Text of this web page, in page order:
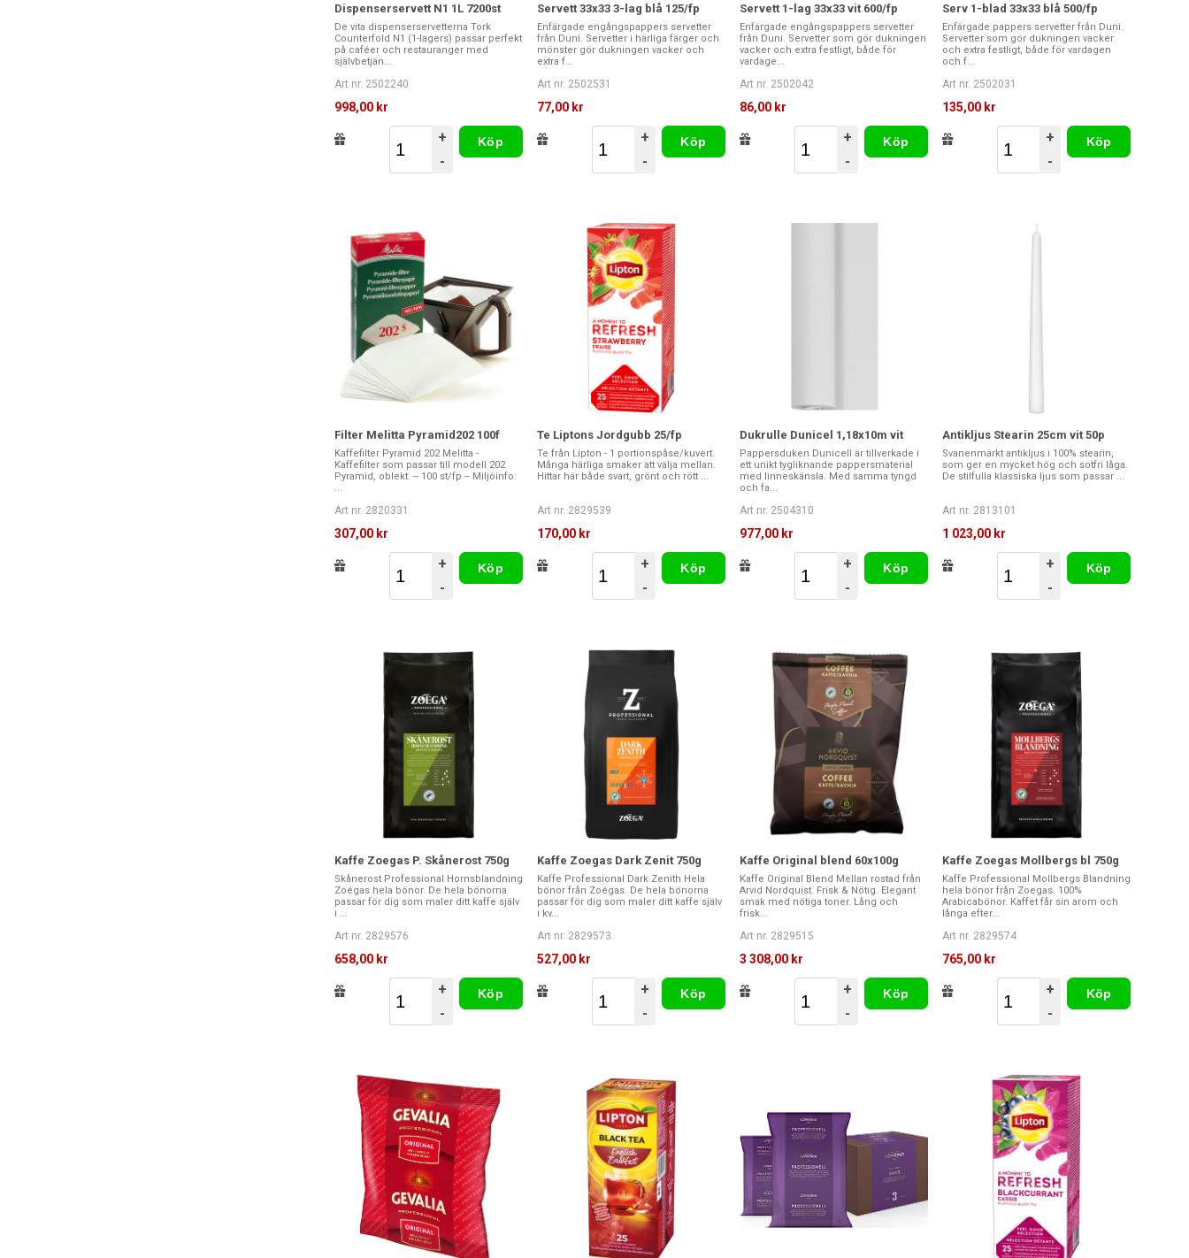
Dispenserservett N1 1L 7200st
De vita dispenserservetterna Tork
Counterfold N1 (1-lagers) passar perfekt
på caféer och restauranger med
självbetjän...
Art nr. 2502240
998,00 kr
+
-
Köp
Servett 33x33 3-lag blå 125/fp
Enfärgade engångspappers servetter
från Duni. Servetter i härliga färger och
mönster gör dukningen vacker och
extra f...
Art nr. 2502531
77,00 kr
+
-
Köp
Servett 1-lag 33x33 vit 600/fp
Enfärgade engångspappers servetter
från Duni. Servetter som gör dukningen
vacker och extra festligt, både för
vardage...
Art nr. 2502042
86,00 kr
+
-
Köp
Serv 1-blad 33x33 blå 500/fp
Enfärgade pappers servetter från Duni.
Servetter som gör dukningen vacker
och extra festligt, både för vardagen
och f...
Art nr. 2502031
135,00 kr
+
-
Köp
Filter Melitta Pyramid202 100f
Kaffefilter Pyramid 202 Melitta -
Kaffefilter som passar till modell 202
Pyramid, oblekt. -- 100 st/fp -- Miljöinfo:
Art nr. 2820331
307,00 kr
+
-
Köp
Te Liptons Jordgubb 25/fp
Te från Lipton - 1 portionspåse/kuvert.
Många härliga smaker att välja mellan.
Hittar här både svart, grönt och rött ...
Art nr. 2829539
170,00 kr
+
-
Köp
Dukrulle Dunicel 1,18x10m vit
Pappersduken Dunicell är tillverkade i
ett unikt tygliknande pappersmaterial
med linneskänsla. Med samma tyngd
och fa...
Art nr. 2504310
977,00 kr
+
-
Köp
Antikljus Stearin 25cm vit 50p
Svanenmärkt antikljus i 100% stearin,
som ger en mycket hög och sotfri låga.
De stilfulla klassiska ljus som passar ...
Art nr. 2813101
1 023,00 kr
+
-
Köp
Kaffe Zoegas P. Skånerost 750g
Skånerost Professional Hornsblandning
Zoégas hela bönor. De hela bönorna
passar för dig som maler ditt kaffe själv
i ...
Art nr. 2829576
658,00 kr
+
-
Köp
Kaffe Zoegas Dark Zenit 750g
Kaffe Professional Dark Zenith Hela
bönor från Zoégas. De hela bönorna
passar för dig som maler ditt kaffe själv
i kv...
Art nr. 2829573
527,00 kr
+
-
Köp
Kaffe Original blend 60x100g
Kaffe Original Blend Mellan rostad från
Arvid Nordquist. Frisk & Nötig. Elegant
smak med nötiga toner. Lång och
frisk...
Art nr. 2829515
3 308,00 kr
+
-
Köp
Kaffe Zoegas Mollbergs bl 750g
Kaffe Professional Mollbergs Blandning
hela bönor från Zoegas. 100%
Arabicabönor. Kaffet får sin arom och
långa efter...
Art nr. 2829574
765,00 kr
+
-
Köp